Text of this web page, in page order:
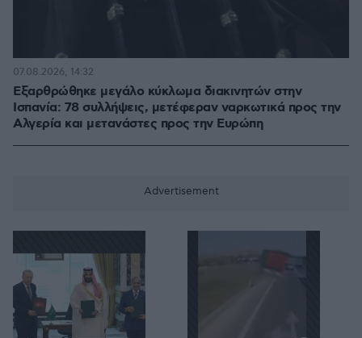
Εξαρθρώθηκε μεγάλο κύκλωμα διακινητών στην
Ισπανία: 78 συλλήψεις, μετέφεραν ναρκωτικά προς την
Αλγερία και μετανάστες προς την Ευρώπη
07.08.2026, 14:32